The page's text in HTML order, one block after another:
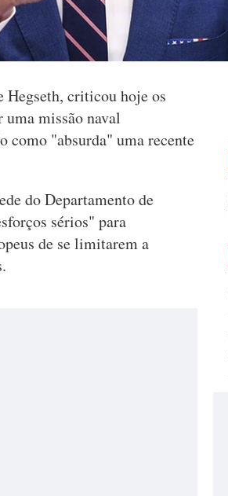
Hegseth, criticou hoje os
uma missão naval
como "absurda" uma recente
do Departamento de
sérios" para
de se limitarem a